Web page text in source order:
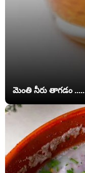
మెంతి నీరు తాగడం .....